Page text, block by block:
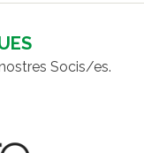
Socis/es.